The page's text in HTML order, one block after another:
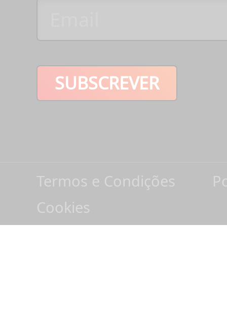
SUBSCREVER
Termos e Condições
Cookies